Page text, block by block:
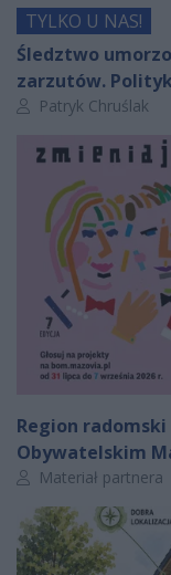
TYLKO U NAS!
Śledztwo
zarzutów.
Autor artykułu:
Patryk Chruślak
Region
Obywatelskim
Autor artykułu:
Materiał partnera